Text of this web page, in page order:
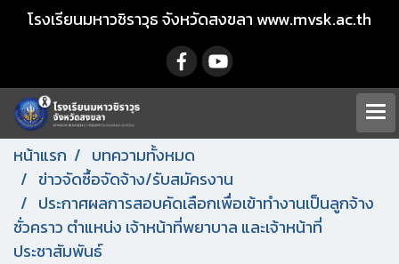
โรงเรียนมหาวชิราวุธ จังหวัดสงขลา www.mvsk.ac.th
หน้าแรก
บทความทั้งหมด
ข่าวจัดซื้อจัดจ้าง/รับสมัครงาน
ประกาศผลการสอบคัดเลือกเพื่อเข้าทำงานเป็นลูกจ้าง
ชั่วคราว ตำแหน่ง เจ้าหน้าที่พยาบาล และเจ้าหน้าที่
ประชาสัมพันธ์